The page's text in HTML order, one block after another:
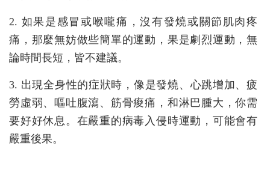
2. 如果是感冒或喉嚨痛，沒有發燒或關節肌肉疼
痛，那麼無妨做些簡單的運動，果是劇烈運動，無
論時間長短，皆不建議。
3. 出現全身性的症狀時，像是發燒、心跳增加、疲
勞虛弱、嘔吐腹瀉、筋骨痠痛，和淋巴腫大，你需
要好好休息。在嚴重的病毒入侵時運動，可能會有
嚴重後果。